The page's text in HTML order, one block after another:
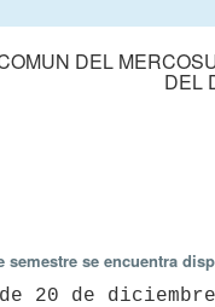
DEL
DEL
semestre se encuentra